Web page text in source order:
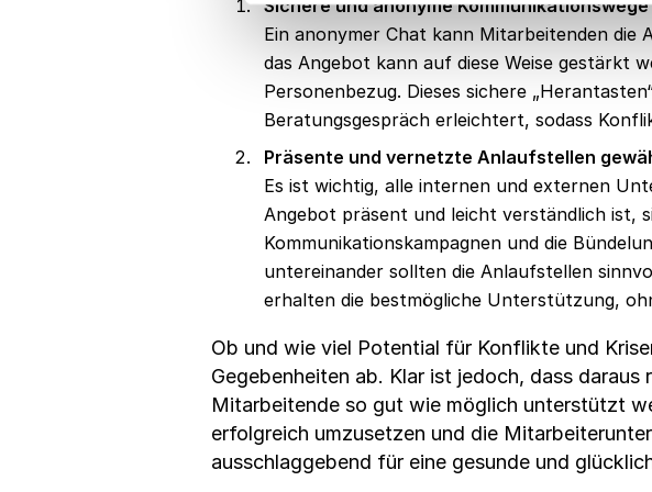
Sichere und anonyme
Ein anonymer Chat kann Mitarbeitenden die
das Angebot kann auf diese Weise gestärkt
Personenbezug. Dieses sichere
Beratungsgespräch erleichtert, sodass
Präsente und vernetzte Anlaufstellen
Es ist wichtig, alle internen und externen
Angebot präsent und leicht verständlich ist,
Kommunikationskampagnen und die
untereinander sollten die Anlaufstellen
erhalten die bestmögliche Unterstützung,
Ob und wie viel Potential für Konflikte und
Gegebenheiten ab. Klar ist jedoch, dass
Mitarbeitende so gut wie möglich unterstützt
erfolgreich umzusetzen und die
ausschlaggebend für eine gesunde und